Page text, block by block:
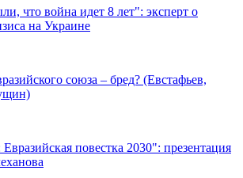
что война идет 8 лет": эксперт о
на Украине
союза – бред? (Евстафьев,
повестка 2030": презентация